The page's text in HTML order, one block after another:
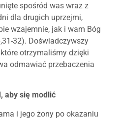
spośród was wraz z
dla drugich uprzejmi,
wzajemnie, jak i wam Bóg
32). Doświadczywszy
otrzymaliśmy dzięki
odmawiać przebaczenia
aby się modlić
i jego żony po okazaniu